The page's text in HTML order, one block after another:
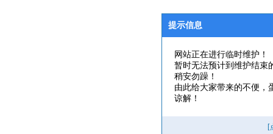
提示信息
网站正在进行临时维护！
暂时无法预计到维护结束
稍安勿躁！
由此给大家带来的不便，
谅解！
[